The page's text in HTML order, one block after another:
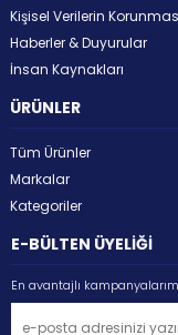
Kişisel Verilerin
Haberler & Duyurular
İnsan Kaynakları
ÜRÜNLER
Tüm Ürünler
Markalar
Kategoriler
E-BÜLTEN ÜYELİĞİ
En avantajlı